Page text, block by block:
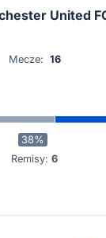
United
Mecze: 16
38%
Remisy:6